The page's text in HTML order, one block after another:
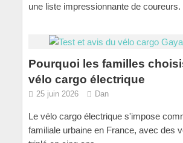
une liste impressionnante de coureurs.
Pourquoi les familles
vélo cargo électrique
25 juin 2026 Dan
Le vélo cargo électrique s'impose
familiale urbaine en France, avec des